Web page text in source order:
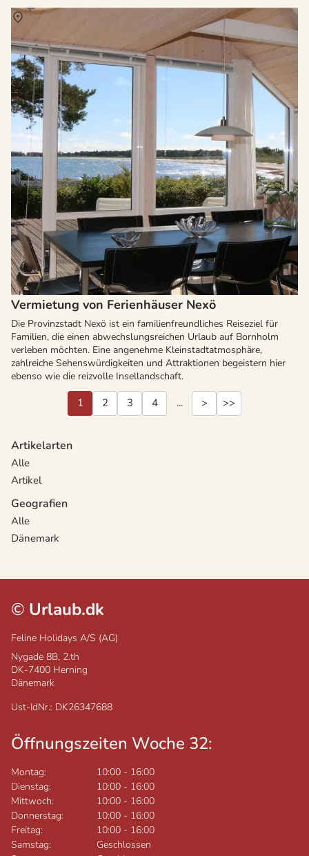
Vermietung von Ferienhäuser Nexö
Die Provinzstadt Nexö ist ein familienfreundliches Reiseziel für
Familien, die einen abwechslungsreichen Urlaub auf Bornholm
verleben möchten. Eine angenehme Kleinstadtatmosphäre,
zahlreiche Sehenswürdigkeiten und Attraktionen begeistern hier
ebenso wie die reizvolle Insellandschaft.
ÜberNexö
1 2 3 4 ... > >>
Artikelarten
Alle
Artikel
Geografien
Alle
Dänemark
© Urlaub.dk
Feline Holidays A/S (AG)
Nygade 8B, 2.th
DK-7400 Herning
Dänemark
Ust-IdNr.: DK26347688
Öffnungszeiten Woche 32:
Montag: 10:00 - 16:00
Dienstag:
10:00 - 16:00
Mittwoch:
10:00 - 16:00
Donnerstag:
10:00 - 16:00
Freitag:
10:00 - 16:00
Samstag:
Geschlossen